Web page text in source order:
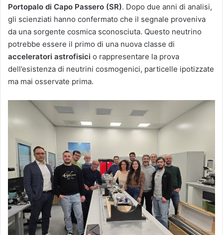
Portopalo di Capo Passero (SR). Dopo due anni di analisi,
gli scienziati hanno confermato che il segnale proveniva
da una sorgente cosmica sconosciuta. Questo neutrino
potrebbe essere il primo di una nuova classe di
acceleratori astrofisici o rappresentare la prova
dell’esistenza di neutrini cosmogenici, particelle ipotizzate
ma mai osservate prima.